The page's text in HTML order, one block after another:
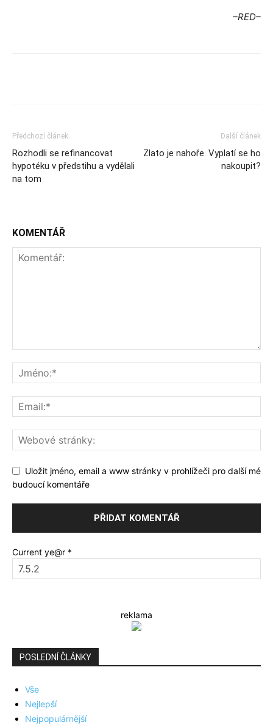
–RED–
Předchozí článek
Rozhodli se refinancovat
hypotéku v předstihu a vydělali
na tom
Další článek
Zlato je nahoře. Vyplatí se ho
nakoupit?
KOMENTÁŘ
Uložit jméno, email a www stránky v prohlížeči pro další mé
budoucí komentáře
Current ye@r *
reklama
POSLEDNÍ ČLÁNKY
Vše
Nejlepší
Nejpopulárnější